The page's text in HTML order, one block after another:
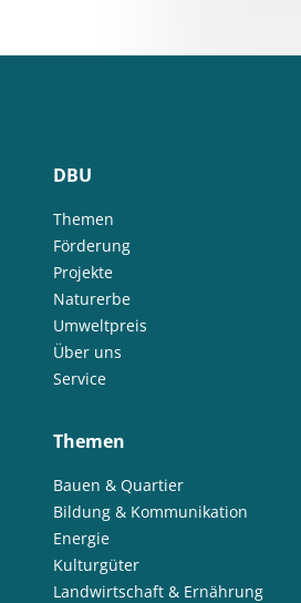
DBU
Themen
Förderung
Projekte
Naturerbe
Umweltpreis
Über uns
Service
Themen
Bauen & Quartier
Bildung & Kommunikation
Energie
Kulturgüter
Landwirtschaft & Ernährung